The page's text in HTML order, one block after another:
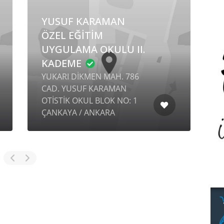
YUSUF KARAMAN
ÖZEL EĞİTİM
UYGULAMA OKULU II.
KADEME
YUKARI DİKMEN MAH. 786
CAD. YUSUF KARAMAN
OTİSTİK OKUL BLOK NO: 1
ÇANKAYA / ANKARA